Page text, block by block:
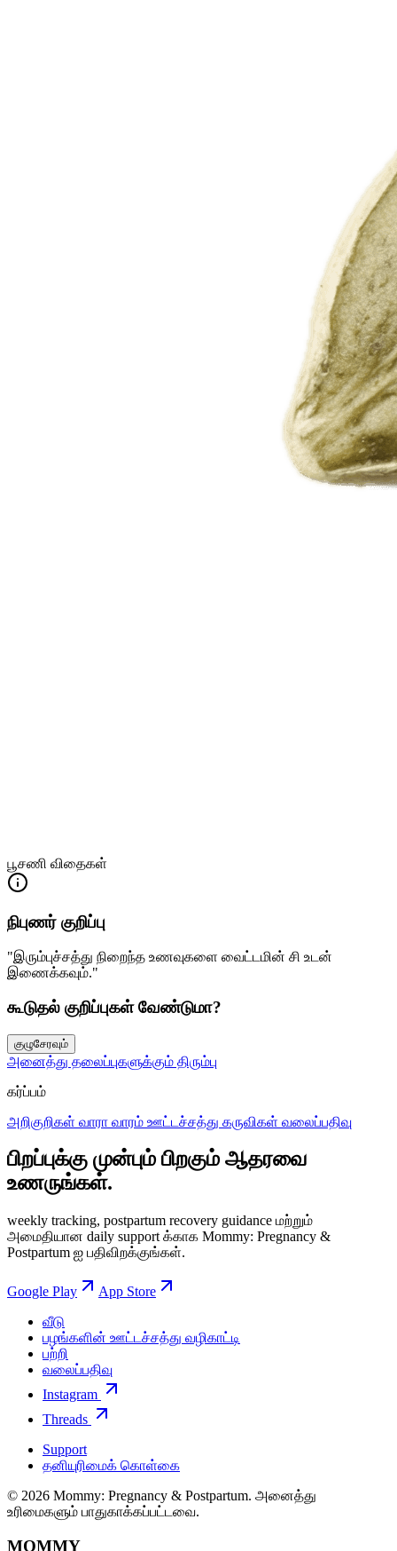
பூசணி விதைகள்
நிபுணர் குறிப்பு
"இரும்புச்சத்து நிறைந்த உணவுகளை வைட்டமின் சி உடன்
இணைக்கவும்."
கூடுதல் குறிப்புகள் வேண்டுமா?
குழுசேரவும்
அனைத்து தலைப்புகளுக்கும் திரும்பு
கர்ப்பம்
அறிகுறிகள் வாரா வாரம் ஊட்டச்சத்து கருவிகள் வலைப்பதிவு
பிறப்புக்கு முன்பும் பிறகும் ஆதரவை
உணருங்கள்.
weekly tracking, postpartum recovery guidance மற்றும்
அமைதியான daily support க்காக Mommy: Pregnancy &
Postpartum ஐ பதிவிறக்குங்கள்.
Google Play
App Store
வீடு
பழங்களின் ஊட்டச்சத்து வழிகாட்டி
பற்றி
வலைப்பதிவு
Instagram
Threads
Support
தனியுரிமைக் கொள்கை
© 2026 Mommy: Pregnancy & Postpartum. அனைத்து
உரிமைகளும் பாதுகாக்கப்பட்டவை.
MOMMY